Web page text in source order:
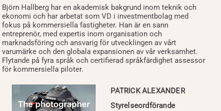
Björn Hallberg har en akademisk bakgrund inom teknik och
ekonomi och har arbetat som VD i investmentbolag med
fokus på kommersiella fastigheter. Han är en sann
entreprenör, med expertis inom organisation och
marknadsföring och ansvarig för utvecklingen av vårt
varumärke och den globala expansionen av vår verksamhet.
Flytande på fyra språk och certifierad språkfärdighet assessor
för kommersiella piloter.
PATRICK ALEXANDER
Styrelseordförande